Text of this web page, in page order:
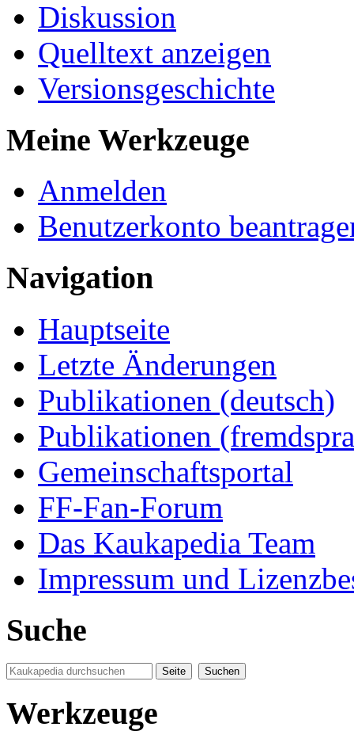
Diskussion
Quelltext anzeigen
Versionsgeschichte
Meine Werkzeuge
Anmelden
Benutzerkonto
Navigation
Hauptseite
Letzte Änderungen
Publikationen (deutsch)
Publikationen
Gemeinschaftsportal
FF-Fan-Forum
Das Kaukapedia Team
Impressum und
Suche
Werkzeuge